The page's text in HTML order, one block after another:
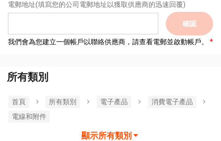
電郵地址(填寫您的公司電郵地址以獲取供應商的迅速回覆)
確認
我們會為您建立一個帳戶以聯絡供應商，請查看電郵並啟動帳戶。
所有類別
首頁 所有類別 電子產品
消費電子產品
電線和附件
顯示所有類別